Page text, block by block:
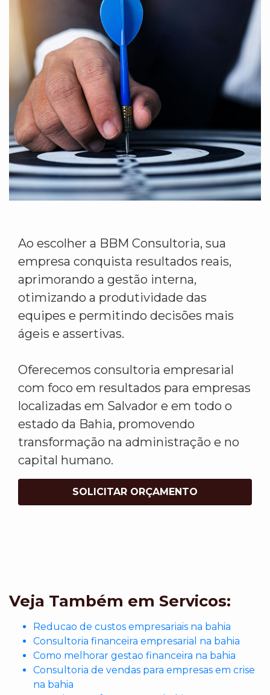
Ao escolher a BBM Consultoria, sua
empresa conquista resultados reais,
aprimorando a gestão interna,
otimizando a produtividade das
equipes e permitindo decisões mais
ágeis e assertivas.
Oferecemos consultoria empresarial
com foco em resultados para empresas
localizadas em Salvador e em todo o
estado da Bahia, promovendo
transformação na administração e no
capital humano.
SOLICITAR ORÇAMENTO
Veja Também em Servicos:
Reducao de custos empresariais na bahia
Consultoria financeira empresarial na bahia
Como melhorar gestao financeira na bahia
Consultoria de vendas para empresas em crise
na bahia